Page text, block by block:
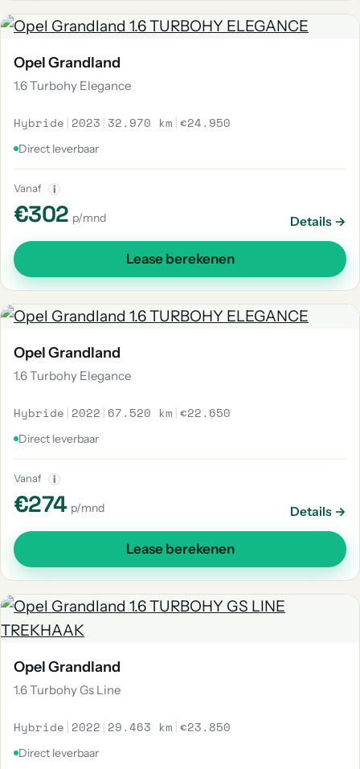
Opel Grandland
1.6 Turbohy Elegance
Hybride | 2023 | 32.970 km |€24.950
Direct leverbaar
Vanaf i
€302 p/mnd Details →
Lease berekenen
Opel Grandland
1.6 Turbohy Elegance
Hybride | 2022 | 67.520 km |€22.650
Direct leverbaar
Vanaf i
€274 p/mnd Details →
Lease berekenen
Opel Grandland
1.6 Turbohy Gs Line
Hybride | 2022 | 29.463 km |€23.850
Direct leverbaar